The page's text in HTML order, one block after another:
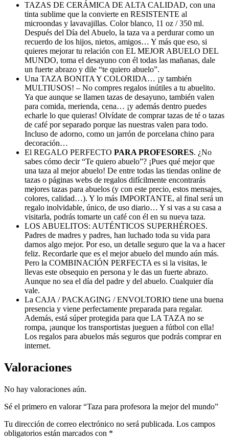
TAZAS DE CERÁMICA DE ALTA CALIDAD, con una
tinta sublime que la convierte en RESISTENTE al
microondas y lavavajillas. Color blanco, 11 oz / 350 ml.
Después del Día del Abuelo, la taza va a perdurar como un
recuerdo de los hijos, nietos, amigos… Y más que eso, si
quieres mejorar tu relación con EL MEJOR ABUELO DEL
MUNDO, toma el desayuno con él todas las mañanas, dale
un fuerte abrazo y dile “te quiero abuelo”.
Una TAZA BONITA Y COLORIDA… ¡y también
MULTIUSOS! – No compres regalos inútiles a tu abuelito.
Ya que aunque se llamen tazas de desayuno, también valen
para comida, merienda, cena… ¡y además dentro puedes
echarle lo que quieras! Olvídate de comprar tazas de té o tazas
de café por separado porque las nuestras valen para todo.
Incluso de adorno, como un jarrón de porcelana chino para
decoración…
El REGALO PERFECTO PARA PROFESORES. ¿No
sabes cómo decir “Te quiero abuelo”? ¡Pues qué mejor que
una taza al mejor abuelo! De entre todas las tiendas online de
tazas o páginas webs de regalos difícilmente encontrarás
mejores tazas para abuelos (y con este precio, estos mensajes,
colores, calidad…). Y lo más IMPORTANTE, al final será un
regalo inolvidable, único, de uso diario… Y si vas a su casa a
visitarla, podrás tomarte un café con él en su nueva taza.
LOS ABUELITOS: AUTÉNTICOS SUPERHÉROES.
Padres de madres y padres, han luchado toda su vida para
darnos algo mejor. Por eso, un detalle seguro que la va a hacer
feliz. Recordarle que es el mejor abuelo del mundo aún más.
Pero la COMBINACIÓN PERFECTA es si la visitas, le
llevas este obsequio en persona y le das un fuerte abrazo.
Aunque no sea el día del padre y del abuelo. Cualquier día
vale.
La CAJA / PACKAGING / ENVOLTORIO tiene una buena
presencia y viene perfectamente preparada para regalar.
Además, está súper protegida para que LA TAZA no se
rompa, ¡aunque los transportistas jueguen a fútbol con ella!
Los regalos para abuelos más seguros que podrás comprar en
internet.
Valoraciones
No hay valoraciones aún.
Sé el primero en valorar “Taza para profesora la mejor del mundo”
Tu dirección de correo electrónico no será publicada. Los campos
obligatorios están marcados con *